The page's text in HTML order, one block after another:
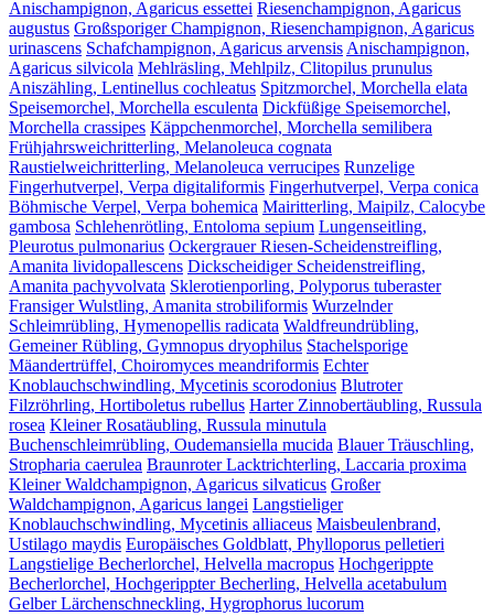
Anischampignon, Agaricus essettei Riesenchampignon, Agaricus
augustus Großsporiger Champignon, Riesenchampignon, Agaricus
urinascens Schafchampignon, Agaricus arvensisAnischampignon,
Agaricus silvicola Mehlräsling, Mehlpilz, Clitopilus prunulus
Aniszähling, Lentinellus cochleatus Spitzmorchel, Morchella elata
Speisemorchel, Morchella esculenta Dickfüßige Speisemorchel,
Morchella crassipes Käppchenmorchel, Morchella semilibera
Frühjahrsweichritterling, Melanoleuca cognata
Raustielweichritterling, Melanoleuca verrucipes Runzelige
Fingerhutverpel, Verpa digitaliformis Fingerhutverpel, Verpa conica
Böhmische Verpel, Verpa bohemica Mairitterling, Maipilz, Calocybe
gambosa Schlehenrötling, Entoloma sepium Lungenseitling,
Pleurotus pulmonarius Ockergrauer Riesen-Scheidenstreifling,
Amanita lividopallescens Dickscheidiger Scheidenstreifling,
Amanita pachyvolvata Sklerotienporling, Polyporus tuberaster
Fransiger Wulstling, Amanita strobiliformis Wurzelnder
Schleimrübling, Hymenopellis radicata Waldfreundrübling,
Gemeiner Rübling, Gymnopus dryophilus Stachelsporige
Mäandertrüffel, Choiromyces meandriformis Echter
Knoblauchschwindling, Mycetinis scorodonius Blutroter
Filzröhrling, Hortiboletus rubellus Harter Zinnobertäubling, Russula
rosea Kleiner Rosatäubling, Russula minutula
Buchenschleimrübling, Oudemansiella mucida Blauer Träuschling,
Stropharia caerulea Braunroter Lacktrichterling, Laccaria proxima
Kleiner Waldchampignon, Agaricus silvaticus Großer
Waldchampignon, Agaricus langei Langstieliger
Knoblauchschwindling, Mycetinis alliaceus Maisbeulenbrand,
Ustilago maydis Europäisches Goldblatt, Phylloporus pelletieri
Langstielige Becherlorchel, Helvella macropus Hochgerippte
Becherlorchel, Hochgerippter Becherling, Helvella acetabulum
Gelber Lärchenschneckling, Hygrophorus lucorum